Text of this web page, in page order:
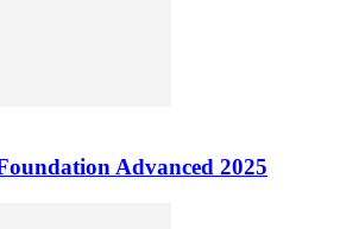
Advanced 2025